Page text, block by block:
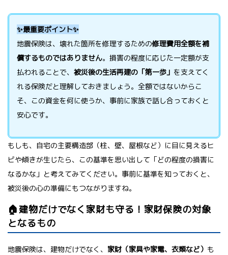
✨最重要ポイント✨
地震保険は、壊れた箇所を修理するための修理費用全額を補
償するものではありません。損害の程度に応じた一定額が支
払われることで、 被災後の生活再建の「第一歩」 を支えてく
れる保険だと理解しておきましょう。全額ではないからこ
そ、この資金を何に使うか、事前に家族で話し合っておくと
安心です。
もしも、自宅の主要構造部（柱、壁、屋根など）に目に見えるヒ
ビや傾きが生じたら、この基準を思い出して「どの程度の損害に
なるかな」と考えてみてください。事前に基準を知っておくと、
被災後の心の準備にもつながりますね。
🏠建物だけでなく家財も守る！家財保険の対象
となるもの
地震保険は、建物だけでなく、 家財（家具や家電、衣類など） も